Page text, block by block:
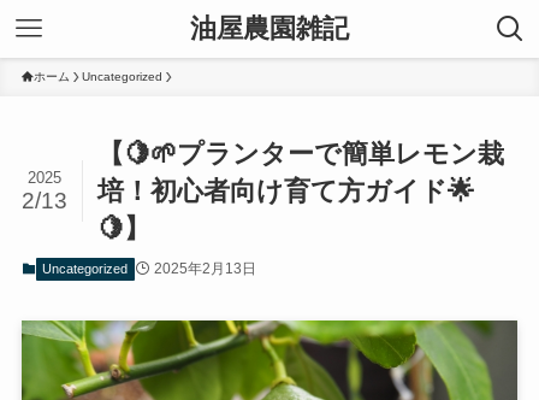
油屋農園雑記
ホーム Uncategorized
【🍋🌱プランターで簡単レモン栽
培！初心者向け育て方ガイド🌟
🍋】
2025
2/13
Uncategorized 2025年2月13日